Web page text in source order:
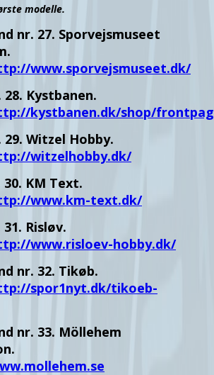
modelle.
nr. 27. Sporvejsmuseet
www.sporvejsmuseet.dk/
Kystbanen.
kystbanen.dk/shop/
29. Witzel Hobby.
witzelhobby.dk/
30. KM Text.
www.km-text.dk/
Risløv.
www.risloev-hobby.dk/
nr. 32. Tikøb.
spor1nyt.dk/tikoeb-
nr. 33. Möllehem